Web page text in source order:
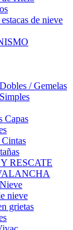
de nieve
/ Gemelas
Capas
RESCATE
nieve
grietas